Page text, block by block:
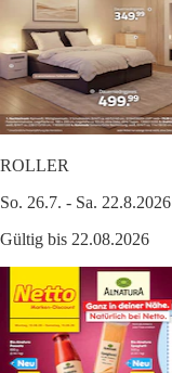
ROLLER
So. 26.7. - Sa. 22.8.2026
Gültig bis 22.08.2026